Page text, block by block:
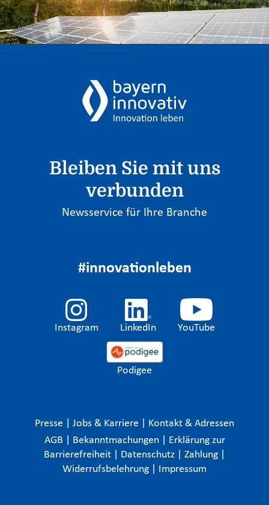
Bleiben Sie mit uns
verbunden
Newsservice für Ihre Branche
#innovationleben
Instagram LinkedIn YouTube
Podigee
Presse Jobs & Karriere
Kontakt & Adressen
AGB
Bekanntmachungen
Erklärung zur
Barrierefreiheit
Datenschutz Zahlung
Widerrufsbelehrung
Impressum